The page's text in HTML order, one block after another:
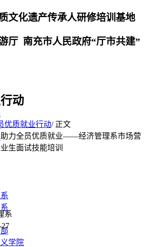
文化遗产传承人研修培训基地
厅 南充市人民政府“厅市共建”
学院
动
优质就业行动/ 正文
力全员优质就业——经济管理系市场营
生面试技能培训
系